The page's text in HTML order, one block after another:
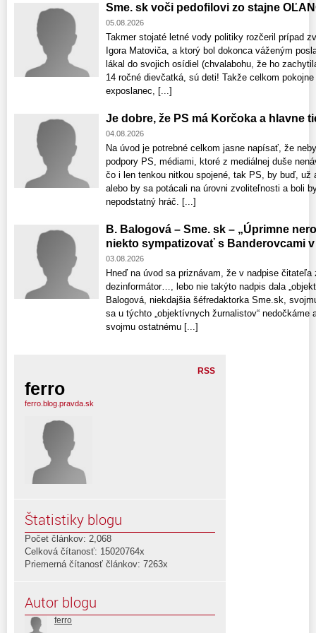
Sme. sk voči pedofilovi zo stajne
05.08.2026
Takmer stojaté letné vody politiky rozčeril prípad
Igora Matoviča, a ktorý bol dokonca váženým
lákal do svojich osídiel (chvalabohu, že ho
14 ročné dievčatká, sú deti! Takže celkom
exposlanec, [...]
Je dobre, že PS má Korčoka a hlavne
04.08.2026
Na úvod je potrebné celkom jasne napísať, že
podpory PS, médiami, ktoré z mediálnej duše
čo i len tenkou nitkou spojené, tak PS, by buď,
alebo by sa potácali na úrovni zvoliteľnosti a boli
nepodstatný hráč. [...]
B. Balogová – Sme. sk – „Úprimne
niekto sympatizovať s Banderovcami
03.08.2026
Hneď na úvod sa priznávam, že v nadpise
dezinformátor…, lebo nie takýto nadpis dala
Balogová, niekdajšia šéfredaktorka Sme.sk,
sa u týchto „objektívnych žurnalistov“
svojmu ostatnému [...]
RSS
ferro
ferro.blog.pravda.sk
Štatistiky blogu
Počet článkov: 2,068
Celková čítanosť: 15020764x
Priemerná čítanosť článkov: 7263x
Autor blogu
ferro